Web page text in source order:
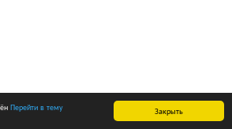
Закрыть
Перейти в тему